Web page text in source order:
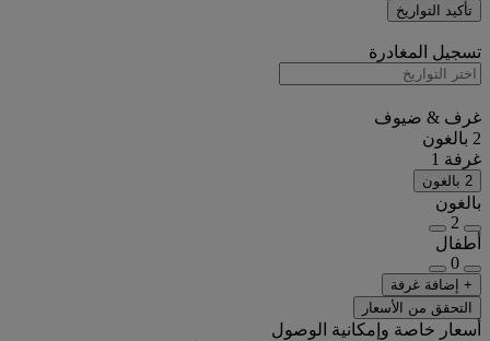
تأكيد التواريخ
تسجيل المغادرة
غرف & ضيوف
2 بالغون
غرفة 1
2 بالغون
بالغون
2
أطفال
0
+ إضافة غرفة
التحقق من الأسعار
أسعار خاصة وإمكانية الوصول